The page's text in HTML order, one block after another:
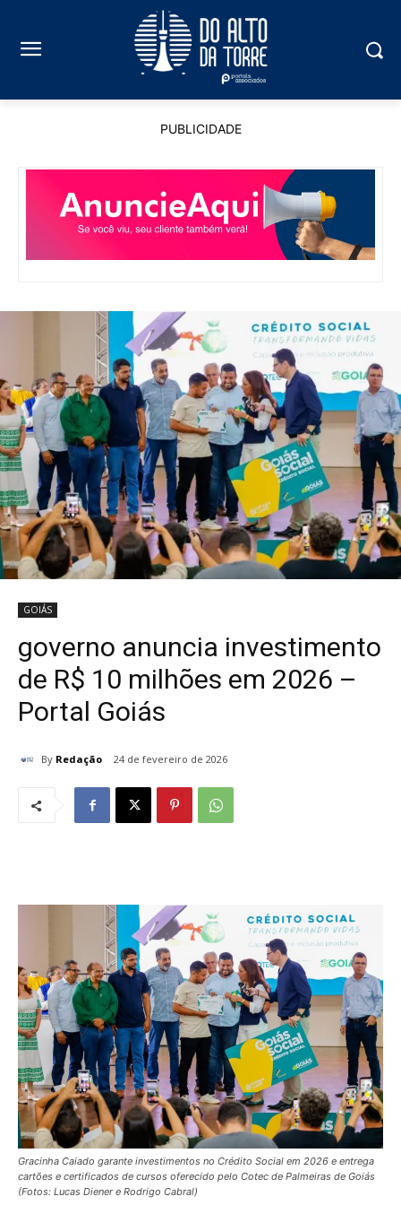
PUBLICIDADE
GOIÁS
governo anuncia investimento
de R$ 10 milhões em 2026 –
Portal Goiás
By Redação 24 de fevereiro de 2026
Gracinha Caiado garante investimentos no Crédito Social em 2026 e entrega
cartões e certificados de cursos oferecido pelo Cotec de Palmeiras de Goiás
(Fotos: Lucas Diener e Rodrigo Cabral)